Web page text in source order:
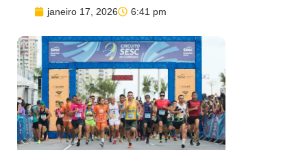
janeiro 17, 2026 6:41 pm